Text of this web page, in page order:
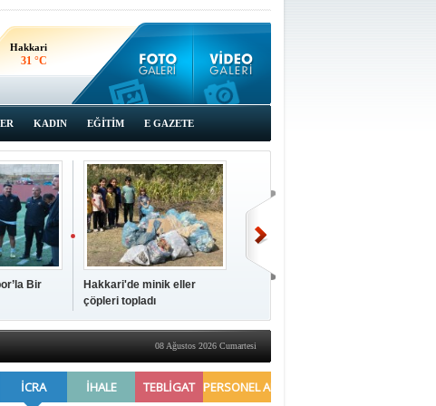
Hakkari
31 °C
KADIN EĞİTİM E GAZETE
Bir
Hakkari'de minik eller
çöpleri topladı
08 Ağustos 2026 Cumartesi